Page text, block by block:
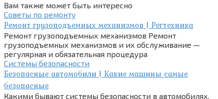
Вам также может быть интересно
Советы по ремонту
Ремонт грузоподъемных механизмов | Регтехника
Ремонт грузоподъемных механизмов Ремонт
грузоподъемных механизмов и их обслуживание —
регулярная и обязательная процедура
Системы безопасности
Безопасные автомобили | Какие машины самые
безопасные
Какими бывают системы безопасности в автомобилях,